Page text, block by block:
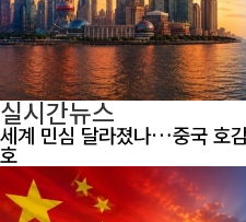
실시간뉴스
세계 민심 달라졌나…중국 호
호